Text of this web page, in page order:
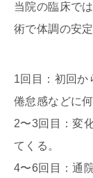
当院の臨床で
術で体調の安
1回目：初回か
倦怠感などに
2〜3回目：変
てくる。
4〜6回目：通